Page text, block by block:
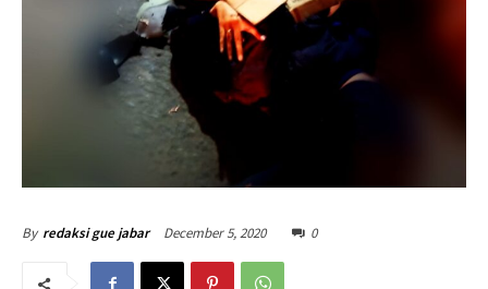
By redaksi gue jabar December 5, 2020 0